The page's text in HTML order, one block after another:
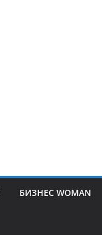
БИЗНЕС WOMAN